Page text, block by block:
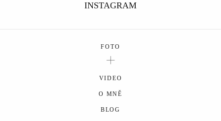
INSTAGRAM
FOTO
VIDEO
O MNĚ
BLOG